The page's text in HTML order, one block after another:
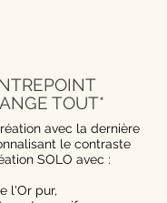
TOUT*
avec la dernière
le contraste
SOLO avec :
l'Or pur,